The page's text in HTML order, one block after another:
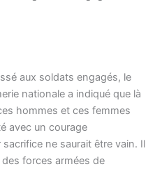
aux soldats engagés, le
nationale a indiqué que là
hommes et ces femmes
avec un courage
ne saurait être vain. Il
forces armées de